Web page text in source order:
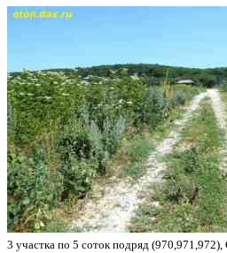
3 участка по 5 соток подряд